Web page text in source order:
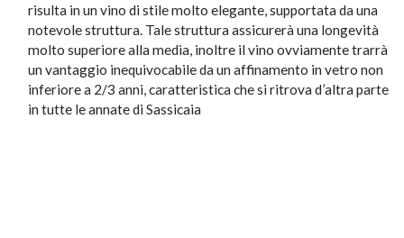
risulta in un vino di stile molto elegante, supportata da una
notevole struttura. Tale struttura assicurerà una longevità
molto superiore alla media, inoltre il vino ovviamente trarrà
un vantaggio inequivocabile da un affinamento in vetro non
inferiore a 2/3 anni, caratteristica che si ritrova d’altra parte
in tutte le annate di Sassicaia